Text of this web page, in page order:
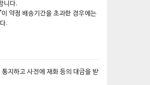
니다.
약정 배송기간을 초과한 경우에는
.
지하고 사전에 재화 등의 대금을 받